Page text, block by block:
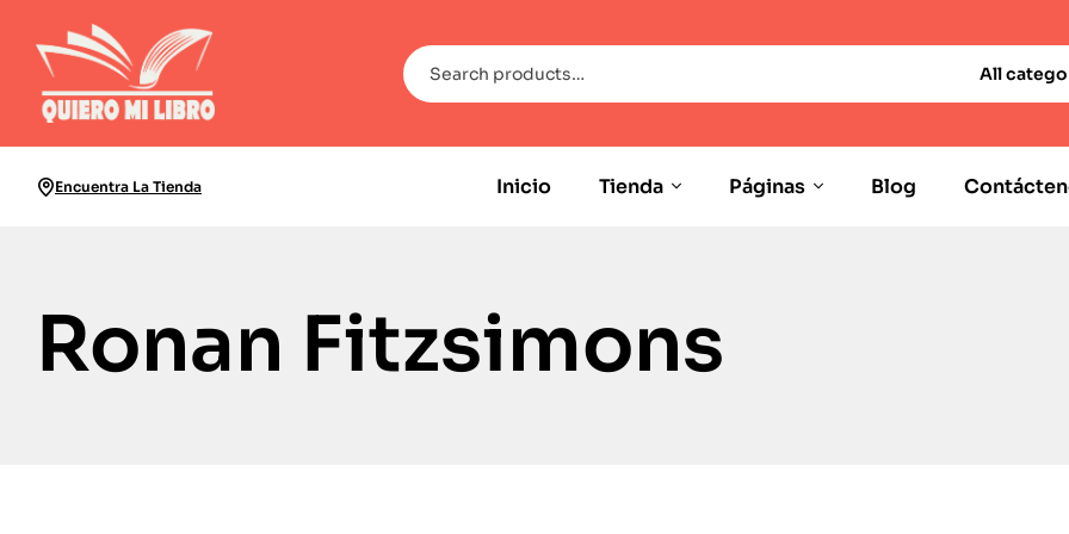
All
Encuentra La Tienda Inicio Tienda Páginas Blog
Ronan Fitzsimons